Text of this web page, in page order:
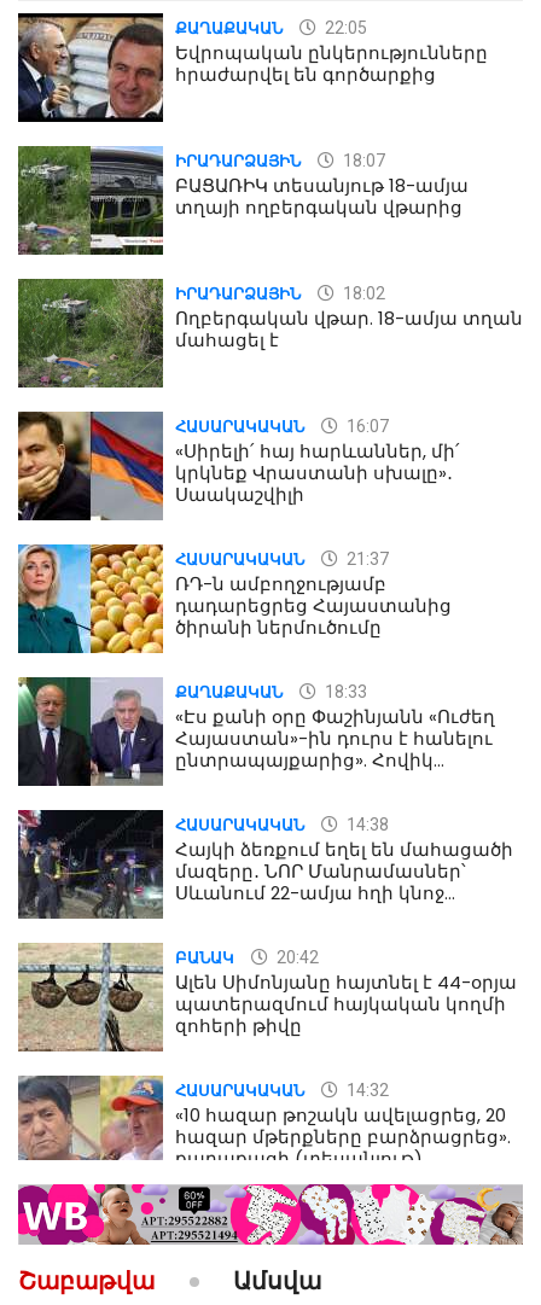
ՔԱՂԱՔԱԿԱՆ 22:05
Եվրոպական ընկերությունները
հրաժարվել են գործարքից
ԻՐԱԴԱՐՁԱՅԻՆ 18:07
ԲԱՑԱՌԻԿ տեսանյութ 18-ամյա
տղայի ողբերգական վթարից
ԻՐԱԴԱՐՁԱՅԻՆ 18:02
Ողբերգական վթար. 18-ամյա տղան
մահացել է
ՀԱՍԱՐԱԿԱԿԱՆ 16:07
«Սիրելի՛ հայ հարևաններ, մի՛
կրկնեք Վրաստանի սխալը»․
Սաակաշվիլի
ՀԱՍԱՐԱԿԱԿԱՆ 21:37
ՌԴ-ն ամբողջությամբ
դադարեցրեց Հայաստանից
ծիրանի ներմուծումը
ՔԱՂԱՔԱԿԱՆ 18:33
«Էս քանի օրը Փաշինյանն «Ուժեղ
Հայաստան»-ին դուրս է հանելու
ընտրապայքարից». Հովիկ
ՀԱՍԱՐԱԿԱԿԱՆ 14:38
Հայկի ձեռքում եղել են մահացածի
մազերը․ ՆՈՐ Մանրամասներ՝
Սևանում 22-ամյա հղի կնոջ
ԲԱՆԱԿ 20:42
Ալեն Սիմոնյանը հայտնել է 44-օրյա
պատերազմում հայկական կողմի
զոհերի թիվը
ՀԱՍԱՐԱԿԱԿԱՆ 14:32
«10 հազար թոշակն ավելացրեց, 20
հազար մթերքները բարձրացրեց».
քաղաքացի (տեսանյութ)
ՔԱՂԱՔԱԿԱՆ 10:52
«Լեզվիդ տալու փոխարեն
արտաբերիր այս երկու
նախադասությունը»․ Իշխան
Շաբաթվա Ամսվա